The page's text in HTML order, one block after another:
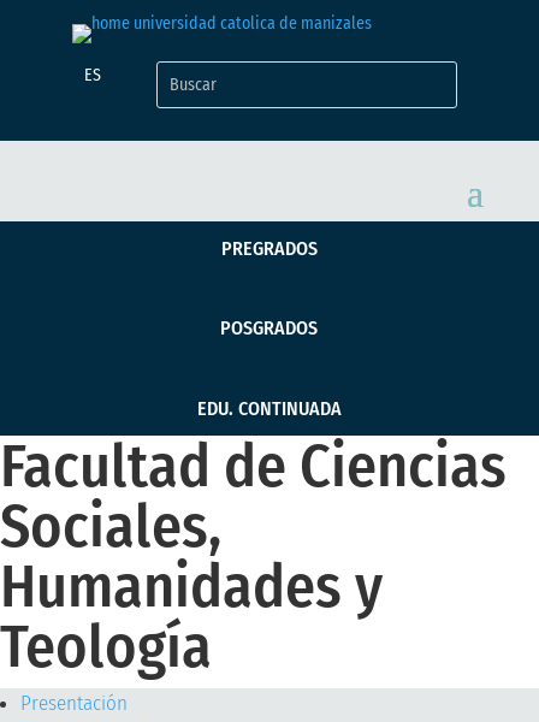
ES
PREGRADOS
POSGRADOS
EDU. CONTINUADA
Facultad de Ciencias
Sociales,
Humanidades y
Teología
Presentación